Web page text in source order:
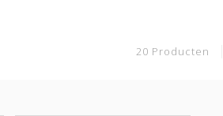
20 Producten